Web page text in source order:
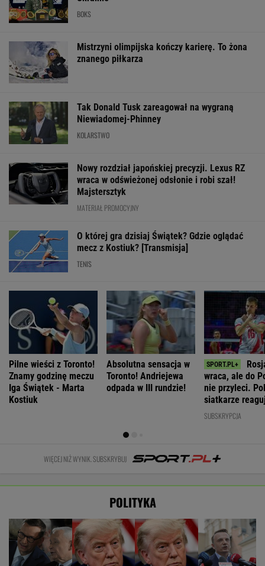
BOKS
Mistrzyni olimpijska kończy karierę. To żona
znanego piłkarza
Tak Donald Tusk zareagował na wygraną
Niewiadomej-Phinney
KOLARSTWO
Nowy rozdział japońskiej precyzji. Lexus RZ
wraca w odświeżonej odsłonie i robi szał!
Majstersztyk
MATERIAŁ PROMOCYJNY
O której gra dzisiaj Świątek? Gdzie oglądać
mecz z Kostiuk? [Transmisja]
TENIS
Pilne wieści z Toronto!
Znamy godzinę meczu
Iga Świątek - Marta
Kostiuk
Absolutna sensacja w
Toronto! Andriejewa
odpada w III rundzie!
wraca, ale do
nie przyleci.
siatkarze
rozumiem"
SUBSKRYPCJA
WIĘCEJ NIŻ WYNIK. SUBSKRYBUJ
POLITYKA